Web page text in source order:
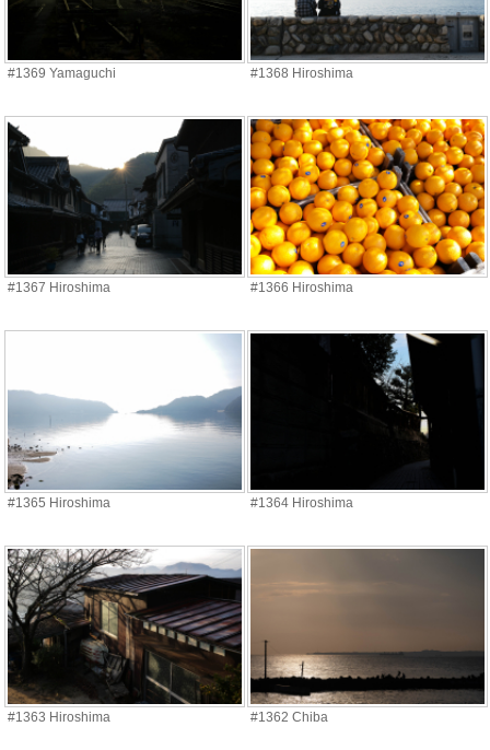
#1369 Yamaguchi #1368 Hiroshima
#1367 Hiroshima #1366 Hiroshima
#1365 Hiroshima #1364 Hiroshima
#1363 Hiroshima #1362 Chiba